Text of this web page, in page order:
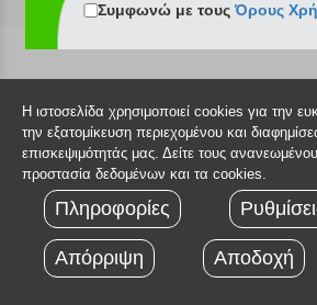
Πολιτική επιστροφών
Τεχνική υποστήριξη
Συμφωνώ με τουςΌρους
Η ιστοσελίδα χρησιμοποιεί cookies για την
την εξατομίκευση περιεχομένου και
επισκεψιμότητάς μας. Δείτε τους
προστασία δεδομένων και τα cookies.
Πληροφορίες
Απόρριψη Αποδοχή